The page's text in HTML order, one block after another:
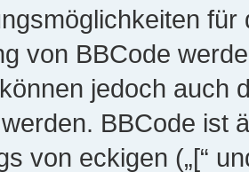
von BBCode
jedoch auch
BBCode ist
von eckigen („[“